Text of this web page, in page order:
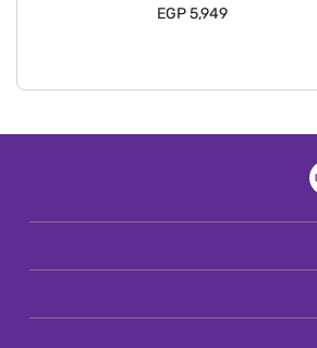
5,949 EGP